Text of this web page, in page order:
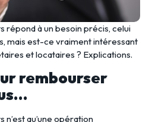
à un besoin précis, celui
mais est-ce vraiment intéressant
et locataires ? Explications.
rembourser
qu’une opération